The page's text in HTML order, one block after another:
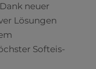
neuer
Lösungen
Softeis-